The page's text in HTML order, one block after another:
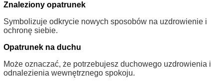
Znaleziony opatrunek
Symbolizuje odkrycie nowych sposobów na uzdrowienie i
ochronę siebie.
Opatrunek na duchu
Może oznaczać, że potrzebujesz duchowego uzdrowienia i
odnalezienia wewnętrznego spokoju.